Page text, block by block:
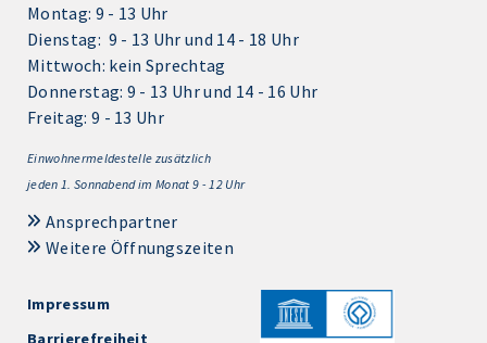
Montag: 9 - 13 Uhr
Dienstag: 9 - 13 Uhr und 14 - 18 Uhr
Mittwoch: kein Sprechtag
Donnerstag: 9 - 13 Uhr und 14 - 16 Uhr
Freitag: 9 - 13 Uhr
Einwohnermeldestelle zusätzlich
jeden 1. Sonnabend im Monat 9 - 12 Uhr
Ansprechpartner
Weitere Öffnungszeiten
Impressum
Barrierefreiheit